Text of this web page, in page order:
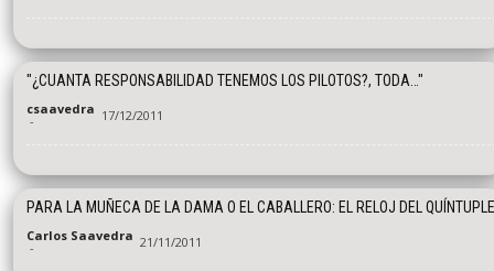
"¿CUANTA RESPONSABILIDAD TENEMOS LOS PILOTOS?, TODA…"
csaavedra
- 17/12/2011
PARA LA MUÑECA DE LA DAMA O EL CABALLERO: EL RELOJ DEL QUÍNTUPLE
Carlos Saavedra
- 21/11/2011